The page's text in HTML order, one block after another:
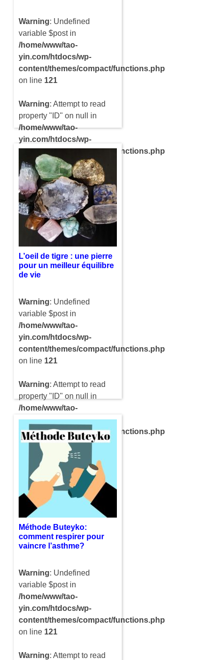
Warning: Undefined
variable $post in
/home/www/tao-
yin.com/htdocs/wp-
content/themes/compact/functions.php
on line 121
Warning: Attempt to read
property "ID" on null in
/home/www/tao-
yin.com/htdocs/wp-
content/themes/compact/functions.php
on line121
Les chakras sont bien
présents dans les
organismes. Mais tout le
monde ne mesure pas
l’importance des chakras
dans le corps humain. Ainsi,
avec les…
L’oeil de tigre : une pierre
pour un meilleur équilibre
de vie
Warning: Undefined
variable $post in
/home/www/tao-
yin.com/htdocs/wp-
content/themes/compact/functions.php
on line 121
Warning: Attempt to read
property "ID" on null in
/home/www/tao-
yin.com/htdocs/wp-
content/themes/compact/functions.php
on line
Le bien-être est une chose
complexe qui se définit par
d’innombrables domaines.
Celui dont nous parlons ici
se nomme la lithothérapie, il
s’agit en fait…
Méthode Buteyko:
comment respirer pour
vaincre l’asthme?
Warning: Undefined
variable $post in
/home/www/tao-
yin.com/htdocs/wp-
content/themes/compact/functions.php
on line 121
Warning: Attempt to read